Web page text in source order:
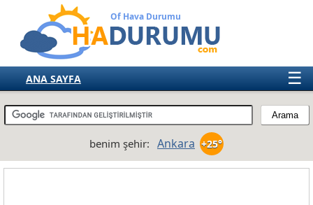
Of Hava Durumu
☰
ANA SAYFA
TÜRKİYE
AVRUPA
benim şehir: Ankara +25°